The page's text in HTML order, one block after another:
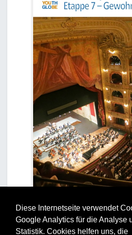
Diese Internetseite verwendet
Google Analytics für die Analyse
Statistik. Cookies helfen uns, die